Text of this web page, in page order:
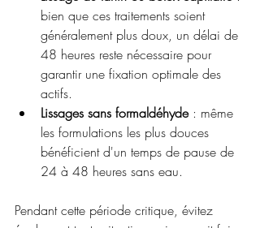
bien que ces traitements soient
généralement plus doux, un délai de
48 heures reste nécessaire pour
garantir une fixation optimale des
actifs.
Lissages sans formaldéhyde : même
les formulations les plus douces
bénéficient d'un temps de pause de
24 à 48 heures sans eau.
Pendant cette période critique, évitez